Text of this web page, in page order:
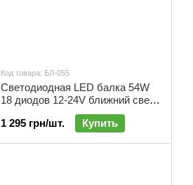
Код товара: БЛ-055
Светодиодная LED балка 54W
18 диодов 12-24V ближний свет |
1 295 грн/шт.
Купить